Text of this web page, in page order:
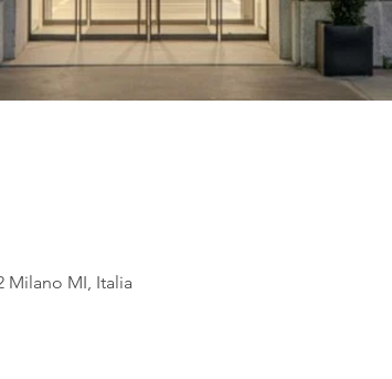
Milano MI, Italia